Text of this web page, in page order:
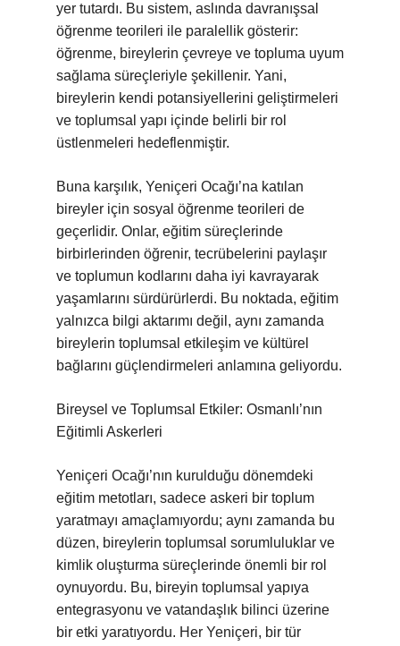
yer tutardı. Bu sistem, aslında davranışsal
öğrenme teorileri ile paralellik gösterir:
öğrenme, bireylerin çevreye ve topluma uyum
sağlama süreçleriyle şekillenir. Yani,
bireylerin kendi potansiyellerini geliştirmeleri
ve toplumsal yapı içinde belirli bir rol
üstlenmeleri hedeflenmiştir.
Buna karşılık, Yeniçeri Ocağı’na katılan
bireyler için sosyal öğrenme teorileri de
geçerlidir. Onlar, eğitim süreçlerinde
birbirlerinden öğrenir, tecrübelerini paylaşır
ve toplumun kodlarını daha iyi kavrayarak
yaşamlarını sürdürürlerdi. Bu noktada, eğitim
yalnızca bilgi aktarımı değil, aynı zamanda
bireylerin toplumsal etkileşim ve kültürel
bağlarını güçlendirmeleri anlamına geliyordu.
Bireysel ve Toplumsal Etkiler: Osmanlı’nın
Eğitimli Askerleri
Yeniçeri Ocağı’nın kurulduğu dönemdeki
eğitim metotları, sadece askeri bir toplum
yaratmayı amaçlamıyordu; aynı zamanda bu
düzen, bireylerin toplumsal sorumluluklar ve
kimlik oluşturma süreçlerinde önemli bir rol
oynuyordu. Bu, bireyin toplumsal yapıya
entegrasyonu ve vatandaşlık bilinci üzerine
bir etki yaratıyordu. Her Yeniçeri, bir tür